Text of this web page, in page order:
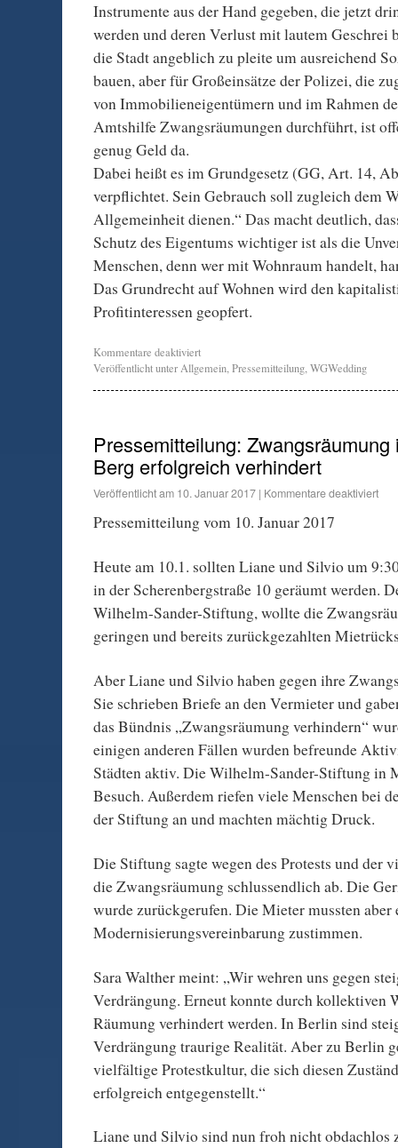
Instrumente aus der Hand gegeben, die jetzt
werden und deren Verlust mit lautem Geschrei
die Stadt angeblich zu pleite um ausreichend
bauen, aber für Großeinsätze der Polizei, die
von Immobilieneigentümern und im Rahmen
Amtshilfe Zwangsräumungen durchführt, ist
genug Geld da.
Dabei heißt es im Grundgesetz (GG, Art. 14,
verpflichtet. Sein Gebrauch soll zugleich dem
Allgemeinheit dienen.“ Das macht deutlich,
Schutz des Eigentums wichtiger ist als die
Menschen, denn wer mit Wohnraum handelt,
Das Grundrecht auf Wohnen wird den
Profitinteressen geopfert.
Kommentare deaktiviert
Veröffentlicht unterAllgemein,Pressemitteilung,WGWedding
Pressemitteilung:
Berg erfolgreich verhindert
Veröffentlicht am 10. Januar 2017 | Kommentare deaktiviert
Pressemitteilung vom 10. Januar 2017
Heute am 10.1. sollten Liane und Silvio um
in der Scherenbergstraße 10 geräumt werden.
Wilhelm-Sander-Stiftung, wollte die
geringen und bereits zurückgezahlten
Aber Liane und Silvio haben gegen ihre
Sie schrieben Briefe an den Vermieter und
das Bündnis „Zwangsräumung verhindern“
einigen anderen Fällen wurden befreunde
Städten aktiv. Die Wilhelm-Sander-Stiftung in
Besuch. Außerdem riefen viele Menschen bei
der Stiftung an und machten mächtig Druck.
Die Stiftung sagte wegen des Protests und der
die Zwangsräumung schlussendlich ab. Die
wurde zurückgerufen. Die Mieter mussten aber
Modernisierungsvereinbarung zustimmen.
Sara Walther meint: „Wir wehren uns gegen
Verdrängung. Erneut konnte durch kollektiven
Räumung verhindert werden. In Berlin sind
Verdrängung traurige Realität. Aber zu Berlin
vielfältige Protestkultur, die sich diesen
erfolgreich entgegenstellt.“
Liane und Silvio sind nun froh nicht obdachlos